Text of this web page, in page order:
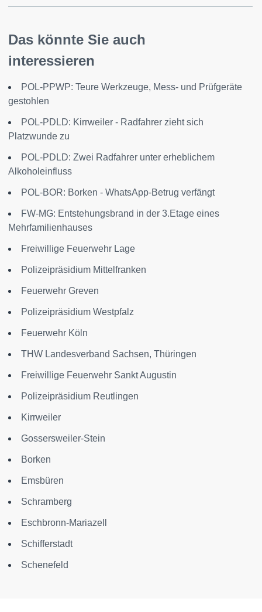
Das könnte Sie auch
interessieren
POL-PPWP: Teure Werkzeuge, Mess- und Prüfgeräte
gestohlen
POL-PDLD: Kirrweiler - Radfahrer zieht sich
Platzwunde zu
POL-PDLD: Zwei Radfahrer unter erheblichem
Alkoholeinfluss
POL-BOR: Borken - WhatsApp-Betrug verfängt
FW-MG: Entstehungsbrand in der 3.Etage eines
Mehrfamilienhauses
Freiwillige Feuerwehr Lage
Polizeipräsidium Mittelfranken
Feuerwehr Greven
Polizeipräsidium Westpfalz
Feuerwehr Köln
THW Landesverband Sachsen, Thüringen
Freiwillige Feuerwehr Sankt Augustin
Polizeipräsidium Reutlingen
Kirrweiler
Gossersweiler-Stein
Borken
Emsbüren
Schramberg
Eschbronn-Mariazell
Schifferstadt
Schenefeld